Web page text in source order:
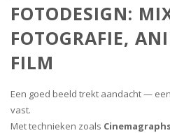
FOTODESIGN:
FOTOGRAFIE,
FILM
Een goed beeld trekt aandacht —
vast.
Met technieken zoals